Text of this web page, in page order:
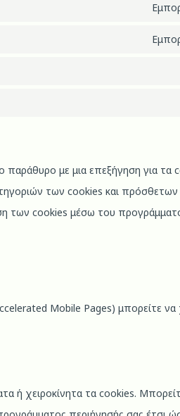
με μια επεξήγηση για τα
των cookies και
των cookies μέσω του
Mobile Pages) μπορείτε να
ή χειροκίνητα τα cookies.